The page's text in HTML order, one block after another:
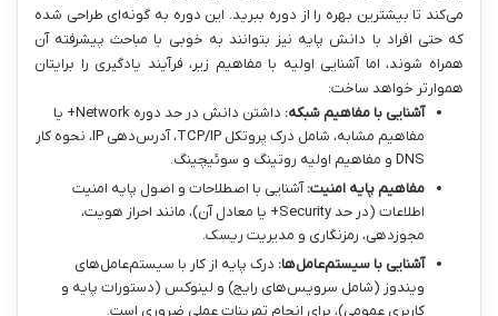
می‌کند تا بیشترین بهره را از دوره ببرید. این دوره به گونه‌ای طراحی شده
که حتی افراد با دانش پایه نیز بتوانند به خوبی با مباحث پیشرفته آن
همراه شوند، اما آشنایی اولیه با مفاهیم زیر، فرآیند یادگیری را برایتان
هموارتر خواهد ساخت:
آشنایی با مفاهیم شبکه:
داشتن دانش در حد دوره Network+ یا
مفاهیم مشابه، شامل درک پروتکل TCP/IP، آدرس‌دهی IP، نحوه کار
DNS و مفاهیم اولیه روتینگ و سوئیچینگ.
مفاهیم پایه امنیت:آشنایی با اصطلاحات و اصول پایه امنیت
اطلاعات (در حد Security+ یا معادل آن)، مانند احراز هویت،
مجوزدهی، رمزنگاری و مدیریت ریسک.
آشنایی با سیستم‌عامل‌ها: درک پایه از کار با سیستم‌عامل‌های
ویندوز (شامل سرویس‌های رایج) و لینوکس (دستورات پایه و
کاربری عمومی)، برای انجام تمرینات عملی ضروری است.